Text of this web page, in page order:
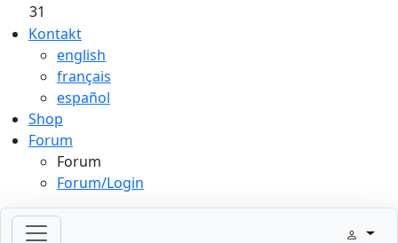
31
Kontakt
english
français
español
Shop
Forum
Forum
Forum/Login